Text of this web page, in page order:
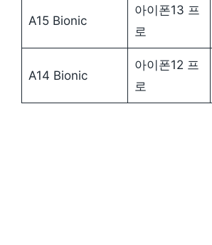
A15 Bionic
아이폰13 프
로
A14 Bionic
아이폰12 프
로